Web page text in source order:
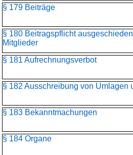
§ 179 Beiträge
§ 180 Beitragspflicht
Mitglieder
§ 181 Aufrechnungsverbot
§ 182 Ausschreibung von Umlagen
§ 183 Bekanntmachungen
§ 184 Organe